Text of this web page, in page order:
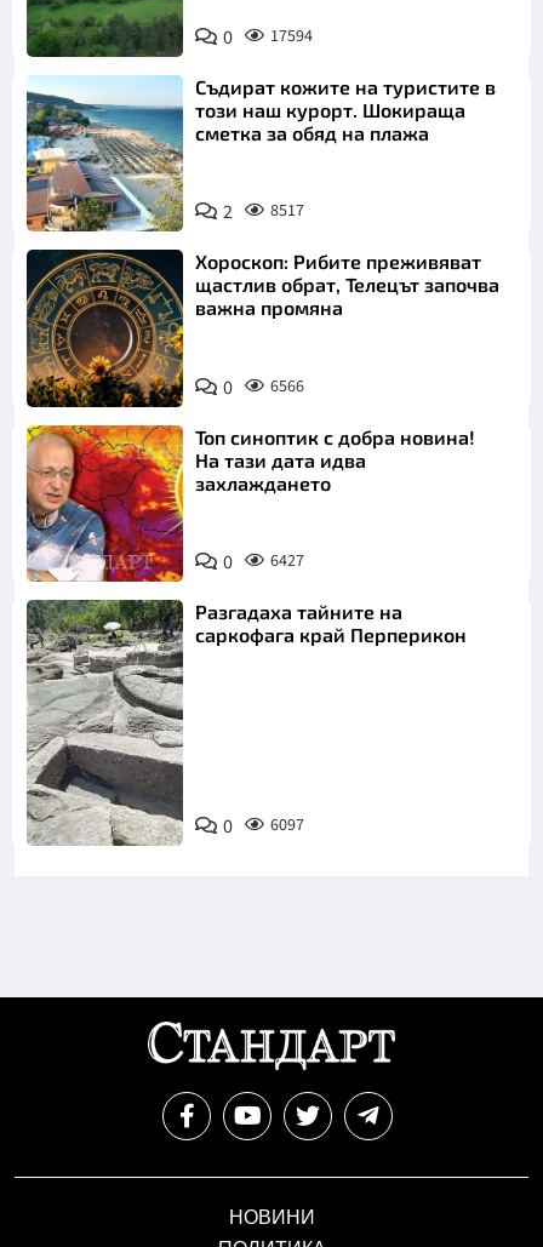
0 17594
Съдират кожите на туристите в
този наш курорт. Шокираща
сметка за обяд на плажа
2 8517
Хороскоп: Рибите преживяват
щастлив обрат, Телецът започва
важна промяна
0 6566
Топ синоптик с добра новина!
На тази дата идва
захлаждането
0 6427
Снимка:
Bulgaria ON
AIR
Разгадаха тайните на
саркофага край Перперикон
0 6097
НОВИНИ